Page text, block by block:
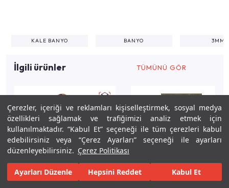
Çerezler, içeriği ve reklamları kişiselleştirmek, sosyal medya
özellikleri sağlamak ve trafiğimizi analiz etmek için
kullanılmaktadır. “Kabul Et” seçeneği ile tüm çerezleri kabul
edebilirsiniz veya “Çerez Ayarları” seçeneği ile ayarları
düzenleyebilirsiniz. Çerez Politikası
Ayarları Düzenle Hepsini Reddet Kabul Et
KALE BANYO BANYO 3MM
İlgili ürünler TÜMÜNÜ GÖR
Keşfet Tasarla Gerçekleştir